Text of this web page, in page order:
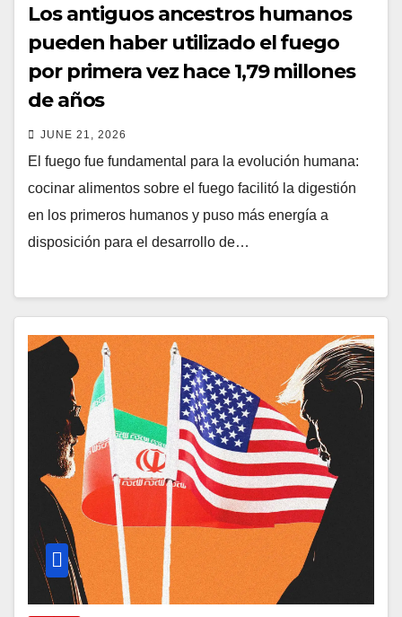
Los antiguos ancestros humanos
pueden haber utilizado el fuego
por primera vez hace 1,79 millones
de años
JUNE 21, 2026
El fuego fue fundamental para la evolución humana:
cocinar alimentos sobre el fuego facilitó la digestión
en los primeros humanos y puso más energía a
disposición para el desarrollo de…